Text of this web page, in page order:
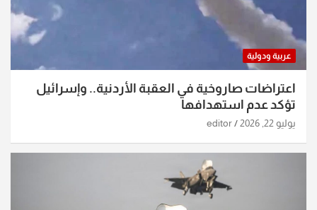
عربية ودولية
اعتراضات صاروخية في العقبة الأردنية.. وإسرائيل
تؤكد عدم استهدافها
يوليو 22, 2026 editor